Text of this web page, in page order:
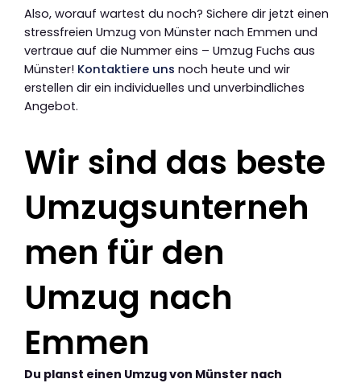
Also, worauf wartest du noch? Sichere dir jetzt einen
stressfreien Umzug von Münster nach Emmen und
vertraue auf die Nummer eins – Umzug Fuchs aus
Münster! Kontaktiere uns noch heute und wir
erstellen dir ein individuelles und unverbindliches
Angebot.
Wir sind das beste
Umzugsunterneh
men für den
Umzug nach
Emmen
Du planst einen Umzug von Münster nach